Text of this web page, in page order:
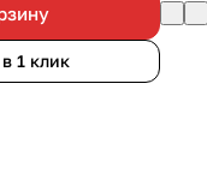
1 клик